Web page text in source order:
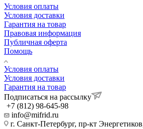
Условия оплаты
Условия доставки
Гарантия на товар
Правовая информация
Публичная оферта
Помощь
Условия оплаты
Условия доставки
Гарантия на товар
Подписаться на рассылку
+7 (812) 98-645-98
info@mifrid.ru
г. Санкт-Петербург, пр-кт